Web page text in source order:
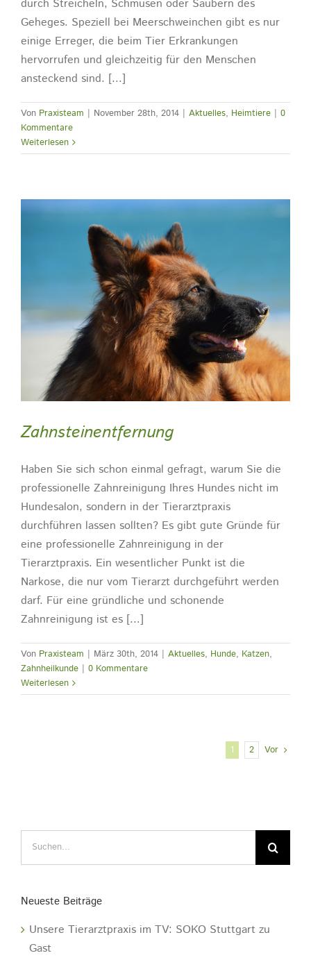
durch Streicheln, Schmusen oder Säubern des
Geheges. Speziell bei Meerschweinchen gibt es nur
einige Erreger, die beim Tier Erkrankungen
hervorrufen und gleichzeitig für den Menschen
ansteckend sind. [...]
Von Praxisteam | November 28th, 2014 | Aktuelles, Heimtiere | 0
Kommentare
Weiterlesen
Zahnsteinentfernung
Haben Sie sich schon einmal gefragt, warum Sie die
professionelle Zahnreinigung Ihres Hundes nicht im
Hundesalon, sondern in der Tierarztpraxis
durchführen lassen sollten? Es gibt gute Gründe für
eine professionelle Zahnreinigung in der
Tierarztpraxis. Ein wesentlicher Punkt ist die
Narkose, die nur vom Tierarzt durchgeführt werden
darf. Für eine gründliche und schonende
Zahnreinigung ist es [...]
Von Praxisteam | März 30th, 2014 | Aktuelles, Hunde, Katzen,
Zahnheilkunde | 0 Kommentare
Weiterlesen
1 2 Vor
Neueste Beiträge
Unsere Tierarztpraxis im TV: SOKO Stuttgart zu
Gast